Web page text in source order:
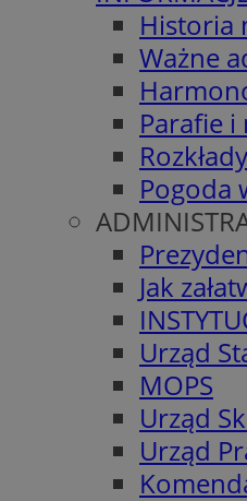
Historia
Ważne
Parafie i
Pogoda
Jak
Urząd
MOPS
Urząd
Urząd